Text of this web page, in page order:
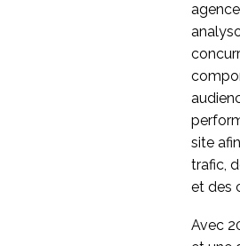
site
trafic,
et des
Avec